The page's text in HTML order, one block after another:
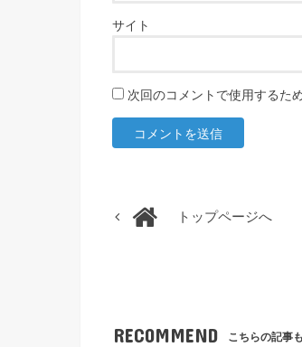
サイト
次回のコメントで使用するた
トップページへ
RECOMMEND こちらの記事